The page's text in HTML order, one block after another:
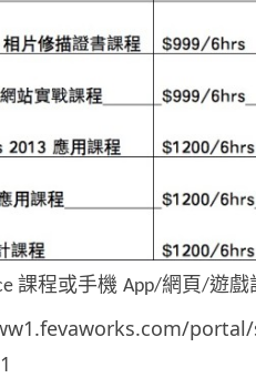
課程或手機 App/網頁/遊戲